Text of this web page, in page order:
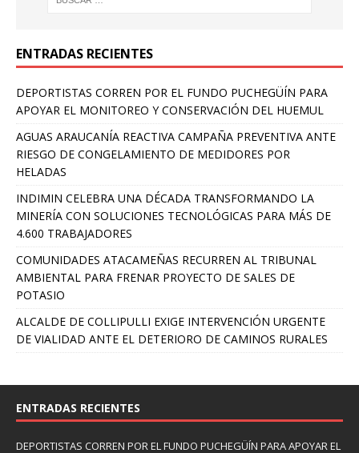
ENTRADAS RECIENTES
DEPORTISTAS CORREN POR EL FUNDO PUCHEGÜÍN PARA
APOYAR EL MONITOREO Y CONSERVACIÓN DEL HUEMUL
AGUAS ARAUCANÍA REACTIVA CAMPAÑA PREVENTIVA ANTE
RIESGO DE CONGELAMIENTO DE MEDIDORES POR
HELADAS
INDIMIN CELEBRA UNA DÉCADA TRANSFORMANDO LA
MINERÍA CON SOLUCIONES TECNOLÓGICAS PARA MÁS DE
4.600 TRABAJADORES
COMUNIDADES ATACAMEÑAS RECURREN AL TRIBUNAL
AMBIENTAL PARA FRENAR PROYECTO DE SALES DE
POTASIO
ALCALDE DE COLLIPULLI EXIGE INTERVENCIÓN URGENTE
DE VIALIDAD ANTE EL DETERIORO DE CAMINOS RURALES
ENTRADAS RECIENTES
DEPORTISTAS CORREN POR EL FUNDO PUCHEGÜÍN PARA APOYAR EL